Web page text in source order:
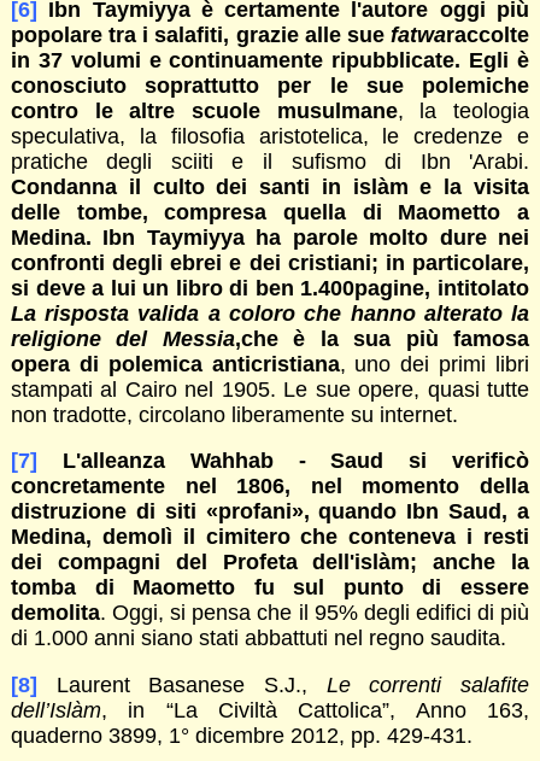
[6] Ibn Taymiyya è certamente l'autore oggi più
popolare tra i salafiti, grazie alle sue fatwaraccolte
in 37 volumi e continuamente ripubblicate. Egli è
conosciuto soprattutto per le sue polemiche
contro le altre scuole musulmane, la teologia
speculativa, la filosofia aristotelica, le credenze e
pratiche degli sciiti e il sufismo di Ibn 'Arabi.
Condanna il culto dei santi in islàm e la visita
delle tombe, compresa quella di Maometto a
Medina. Ibn Taymiyya ha parole molto dure nei
confronti degli ebrei e dei cristiani; in particolare,
si deve a lui un libro di ben 1.400pagine, intitolato
La risposta valida a coloro che hanno alterato la
religione del Messia,che è la sua più famosa
opera di polemica anticristiana, uno dei primi libri
stampati al Cairo nel 1905. Le sue opere, quasi tutte
non tradotte, circolano liberamente su internet.
[7]
L'alleanza Wahhab - Saud si verificò
concretamente nel 1806, nel momento della
distruzione di siti «profani», quando Ibn Saud, a
Medina, demolì il cimitero che conteneva i resti
dei compagni del Profeta dell'islàm; anche la
tomba di Maometto fu sul punto di essere
demolita. Oggi, si pensa che il 95% degli edifici di più
di 1.000 anni siano stati abbattuti nel regno saudita.
[8] Laurent Basanese S.J., Le correnti salafite
dell’Islàm, in “La Civiltà Cattolica”, Anno 163,
quaderno 3899, 1° dicembre 2012, pp. 429-431.